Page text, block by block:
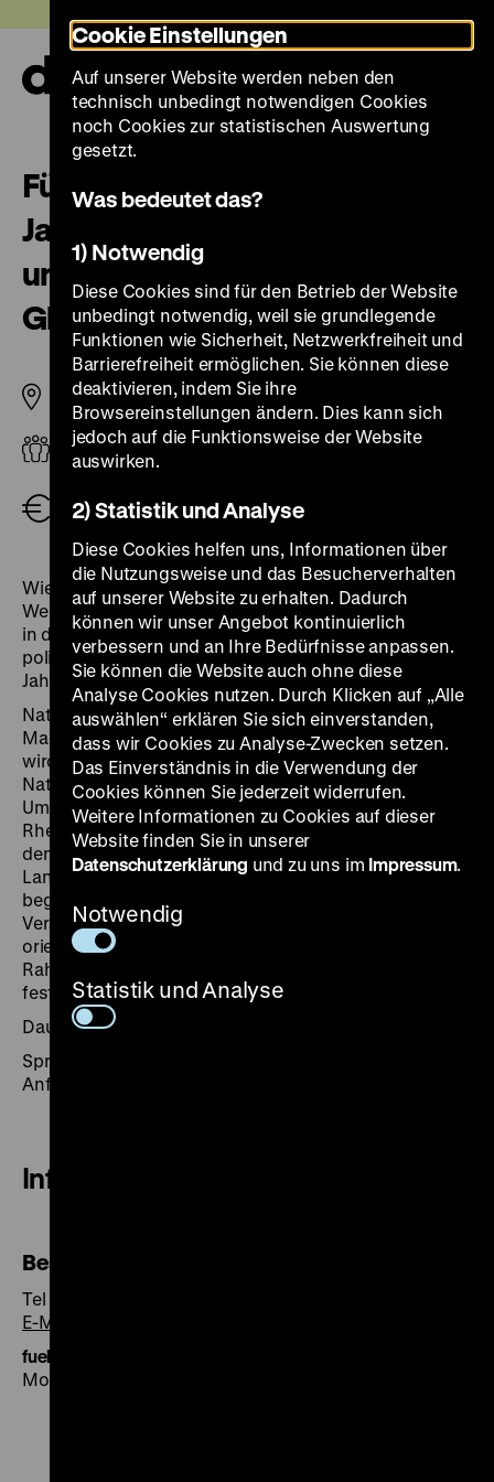
zum
Seiteninhalt
springen
Führung für Schulklassen,
Jahrgangsstufe 11-13 „Natur
und deutsche Geschichte.
Glaube – Biologie – Macht“
Pei-Bau
Sekundarstufe II
Schulklassen (pro Schüler*in und Eintritt im
Klassenverband frei)1,00 €
Wie entstanden erste Umweltverträge im Mittelalter?
Welche Spuren hinterließ der frühneuzeitliche Bergbau
in der Landschaft? Wie prägte das Naturverständnis
politische Diskurse und Entwicklungen im 20.
Jahrhundert?
Natur war immer auch ein Verhandlungsraum für
Macht, Glaube und Politik. In der dialogischen Führung
wird anhand von Originalobjekten gezeigt, wie sich
Naturbilder über die Jahrhunderte gewandelt und der
Umgang mit der Umwelt sich verändert hat. Pläne zur
Rheinbegradigung, Lieder- und Märchenbücher aus
dem 19. Jahrhundert, historische
Landschaftsdarstellungen und Protestmaterialien der
beginnenden Anti-Atomkraftbewegung machen die
Veränderungen konkret sichtbar. Die Führung
orientiert sich am Berliner und Brandenburger
Rahmenlehrplan. Schwerpunkte können vorab
festgelegt werden.
Dauer: 60 Minuten
Sprachen: Deutsch, Englisch, weitere Sprachen auf
Anfrage
Informationen und Buchung
Besucherservice
Tel +49 30 20304-750
E-Mail
fuehrung@dhm.de
Montag bis Freitag 9-16 Uhr
Cookie Einstellungen
Auf unserer Website werden neben den
technisch unbedingt notwendigen Cookies
noch Cookies zur statistischen Auswertung
gesetzt.
Was bedeutet das?
1) Notwendig
Diese Cookies sind für den Betrieb der Website
unbedingt notwendig, weil sie grundlegende
Funktionen wie Sicherheit, Netzwerkfreiheit und
Barrierefreiheit ermöglichen. Sie können diese
deaktivieren, indem Sie ihre
Browsereinstellungen ändern. Dies kann sich
jedoch auf die Funktionsweise der Website
auswirken.
2) Statistik und Analyse
Diese Cookies helfen uns, Informationen über
die Nutzungsweise und das Besucherverhalten
auf unserer Website zu erhalten. Dadurch
können wir unser Angebot kontinuierlich
verbessern und an Ihre Bedürfnisse anpassen.
Sie können die Website auch ohne diese
Analyse Cookies nutzen. Durch Klicken auf „Alle
auswählen“ erklären Sie sich einverstanden,
dass wir Cookies zu Analyse-Zwecken setzen.
Das Einverständnis in die Verwendung der
Cookies können Sie jederzeit widerrufen.
Weitere Informationen zu Cookies auf dieser
Website finden Sie in unserer
Datenschutzerklärung und zu uns im Impressum.
Notwendig
Statistik und Analyse